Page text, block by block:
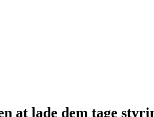
at lade dem tage